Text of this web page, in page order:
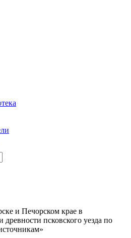
и Печорском крае в
псковского уезда по